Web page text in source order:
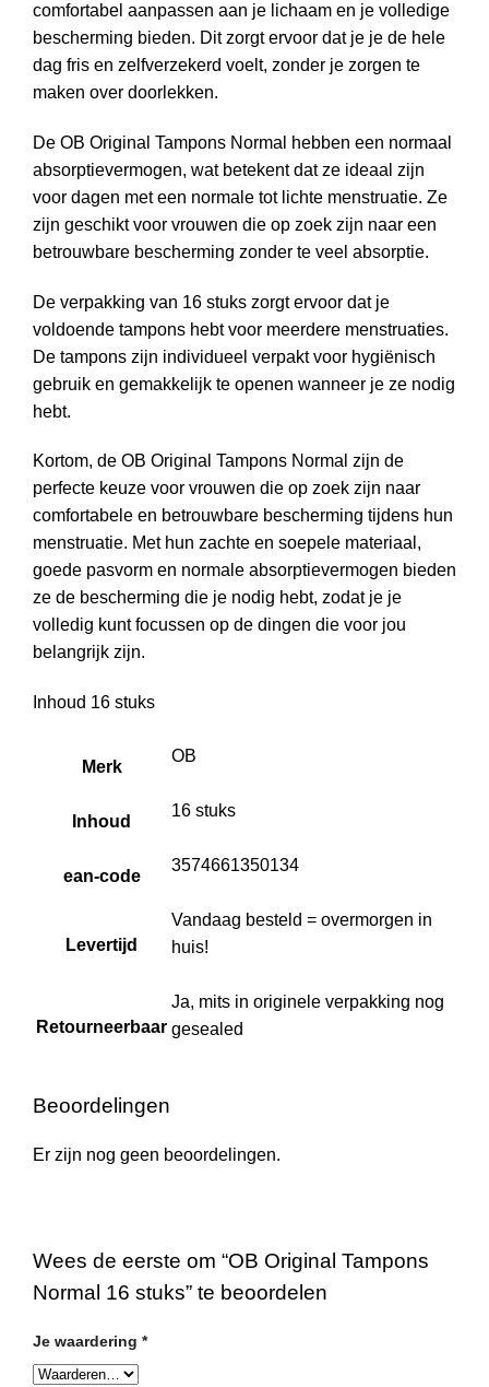
comfortabel aanpassen aan je lichaam en je volledige
bescherming bieden. Dit zorgt ervoor dat je je de hele
dag fris en zelfverzekerd voelt, zonder je zorgen te
maken over doorlekken.
De OB Original Tampons Normal hebben een normaal
absorptievermogen, wat betekent dat ze ideaal zijn
voor dagen met een normale tot lichte menstruatie. Ze
zijn geschikt voor vrouwen die op zoek zijn naar een
betrouwbare bescherming zonder te veel absorptie.
De verpakking van 16 stuks zorgt ervoor dat je
voldoende tampons hebt voor meerdere menstruaties.
De tampons zijn individueel verpakt voor hygiënisch
gebruik en gemakkelijk te openen wanneer je ze nodig
hebt.
Kortom, de OB Original Tampons Normal zijn de
perfecte keuze voor vrouwen die op zoek zijn naar
comfortabele en betrouwbare bescherming tijdens hun
menstruatie. Met hun zachte en soepele materiaal,
goede pasvorm en normale absorptievermogen bieden
ze de bescherming die je nodig hebt, zodat je je
volledig kunt focussen op de dingen die voor jou
belangrijk zijn.
Inhoud 16 stuks
Merk
OB
Inhoud
16 stuks
ean-code
3574661350134
Levertijd
Vandaag besteld = overmorgen in
huis!
Retourneerbaar
Ja, mits in originele verpakking nog
gesealed
Beoordelingen
Er zijn nog geen beoordelingen.
Wees de eerste om “OB Original Tampons
Normal 16 stuks” te beoordelen
Je waardering *